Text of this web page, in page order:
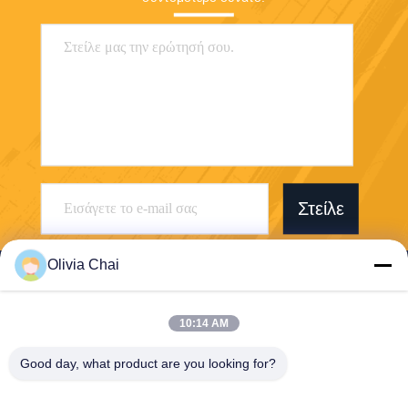
Στείλε
Technology Co. Ltd
Olivia Chai
10:14 AM
Good day, what product are you looking for?